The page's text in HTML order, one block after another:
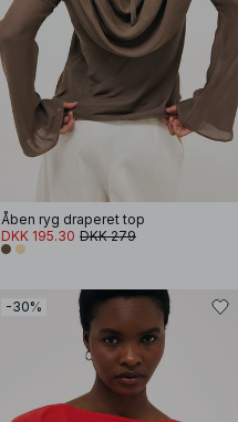
Åben ryg draperet top
DKK 195.30 DKK 279
-30%